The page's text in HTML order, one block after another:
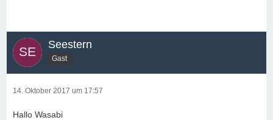
Seestern
Gast
14. Oktober 2017 um 17:57
Hallo Wasabi